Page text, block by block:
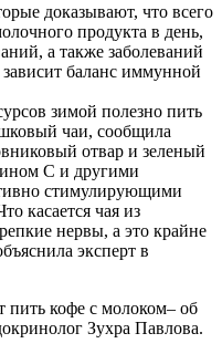
доказывают, что всего
продукта в день,
а также заболеваний
баланс иммунной
зимой полезно пить
чаи, сообщила
отвар и зеленый
С и другими
стимулирующими
касается чая из
нервы, а это крайне
эксперт в
пить кофе с молоком– об
Зухра Павлова.